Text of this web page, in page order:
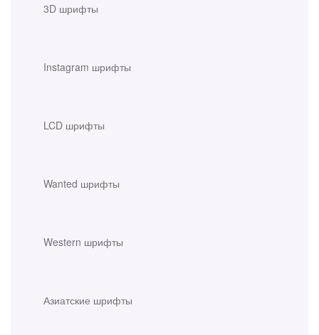
3D шрифты
Instagram шрифты
LCD шрифты
Wanted шрифты
Western шрифты
Азиатские шрифты